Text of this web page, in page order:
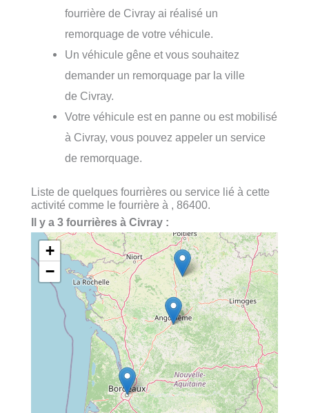
fourrière de Civray ai réalisé un
remorquage de votre véhicule.
Un véhicule gêne et vous souhaitez
demander un remorquage par la ville
de Civray.
Votre véhicule est en panne ou est mobilisé
à Civray, vous pouvez appeler un service
de remorquage.
Liste de quelques fourrières ou service lié à cette
activité comme le fourrière à , 86400.
Il y a 3 fourrières à Civray :
+
−